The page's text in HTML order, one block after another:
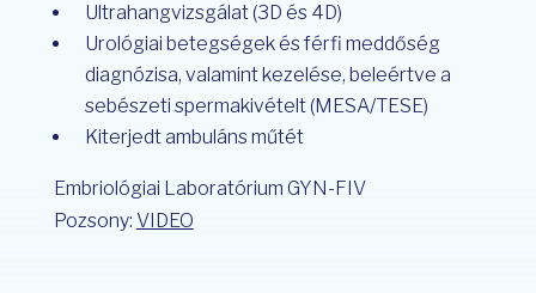
Ultrahangvizsgálat (3D és 4D)
Urológiai betegségek és férfi meddőség
diagnózisa, valamint kezelése, beleértve a
sebészeti spermakivételt (MESA/TESE)
Kiterjedt ambuláns műtét
Embriológiai Laboratórium GYN-FIV
Pozsony: VIDEO